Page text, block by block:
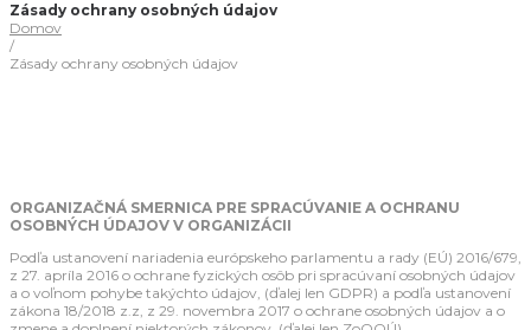
Zásady ochrany osobných údajov
Domov
/
Zásady ochrany osobných údajov
ORGANIZAČNÁ SMERNICA PRE SPRACÚVANIE A OCHRANU
OSOBNÝCH ÚDAJOV V ORGANIZÁCII
Podľa ustanovení nariadenia európskeho parlamentu a rady (EÚ) 2016/679,
z 27. apríla 2016 o ochrane fyzických osôb pri spracúvaní osobných údajov
a o voľnom pohybe takýchto údajov, (ďalej len GDPR) a podľa ustanovení
zákona 18/2018 z.z, z 29. novembra 2017 o ochrane osobných údajov a o